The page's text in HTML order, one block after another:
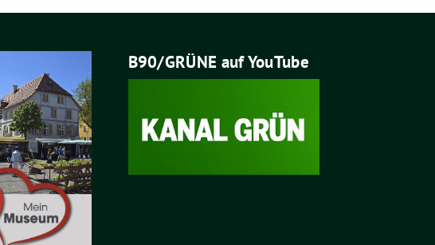
B90/GRÜNE auf YouTube